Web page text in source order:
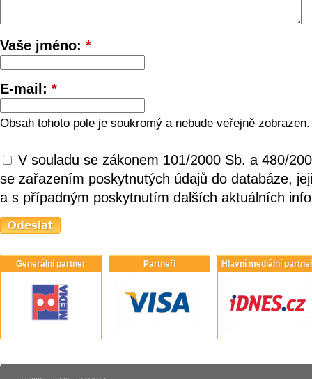
Vaše jméno: *
E-mail: *
Obsah tohoto pole je soukromý a nebude veřejně zobrazen.
V souladu se zákonem 101/2000 Sb. a 480/
se zařazením poskytnutých údajů do databáze,
a s případným poskytnutím dalších aktuálních
Generální partner Partneři Hlavní mediální